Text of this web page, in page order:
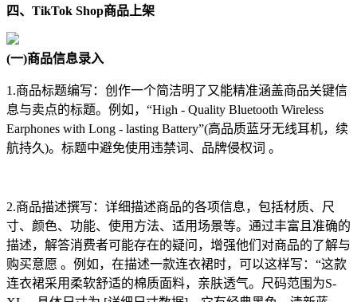
四、TikTok Shop商品上架
(一)商品信息录入
1.商品标题编写：创作一个简洁明了又能精准涵盖商品关键信
息与卖点的标题。例如，“High - Quality Bluetooth Wireless
Earphones with Long - lasting Battery”(高品质蓝牙无线耳机，续
航持久)。标题中避免使用违禁词、品牌侵权词 。
2.商品描述撰写：详细描述商品的各项信息，包括材质、尺
寸、颜色、功能、使用方法、适用场景等。通过丰富且准确的
描述，解答消费者可能存在的疑问，增强他们对商品的了解与
购买意愿 。例如，在描述一款连衣裙时，可以这样写：“这款
连衣裙采用柔软舒适的棉质面料，亲肤透气。尺码范围为S-